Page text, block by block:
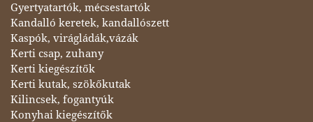
Gyertyatartók, mécsestartók
Kandalló keretek, kandallószett
Kaspók, virágládák,vázák
Kerti csap, zuhany
Kerti kiegészítők
Kerti kutak, szökőkutak
Kilincsek, fogantyúk
Konyhai kiegészítők